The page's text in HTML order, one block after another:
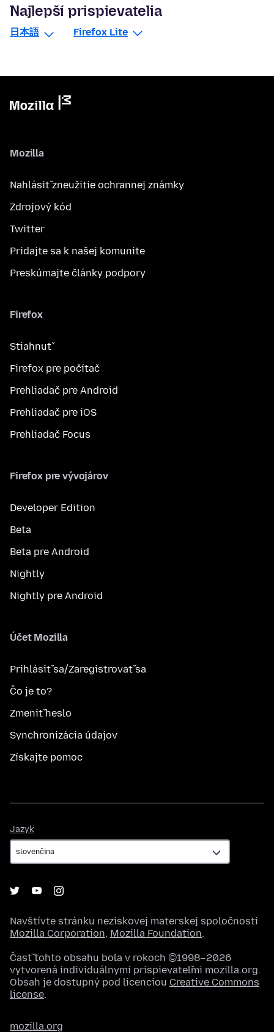
Najlepší prispievatelia
日本語 Firefox Lite
Mozilla
Nahlásiť zneužitie ochrannej známky
Zdrojový kód
Twitter
Pridajte sa k našej komunite
Preskúmajte články podpory
Firefox
Stiahnuť
Firefox pre počítač
Prehliadač pre Android
Prehliadač pre iOS
Prehliadač Focus
Firefox pre vývojárov
Developer Edition
Beta
Beta pre Android
Nightly
Nightly pre Android
Účet Mozilla
Prihlásiť sa/Zaregistrovať sa
Čo je to?
Zmeniť heslo
Synchronizácia údajov
Získajte pomoc
Jazyk
Navštívte stránku neziskovej materskej spoločnosti
Mozilla Corporation, Mozilla Foundation.
Časť tohto obsahu bola v rokoch ©1998–2026
vytvorená individuálnymi prispievateľmi mozilla.org.
Obsah je dostupný pod licenciou Creative Commons
license.
mozilla.org